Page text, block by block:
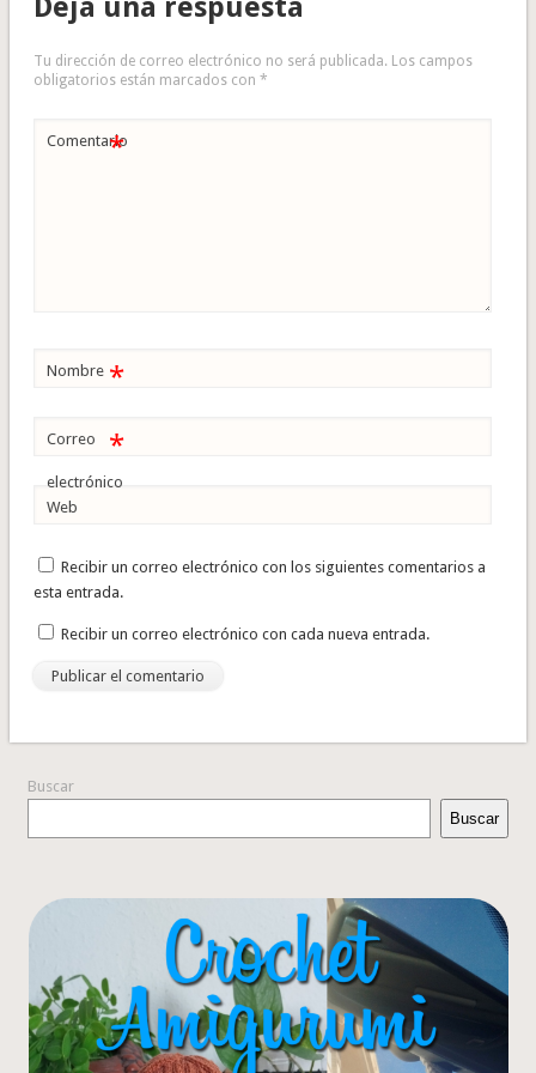
Tu dirección de correo electrónico no será publicada. Los campos
obligatorios están marcados con *
Comentario
*
Nombre *
Correo
electrónico
*
Web
Recibir un correo electrónico con los siguientes comentarios a
esta entrada.
Recibir un correo electrónico con cada nueva entrada.
Buscar
Buscar